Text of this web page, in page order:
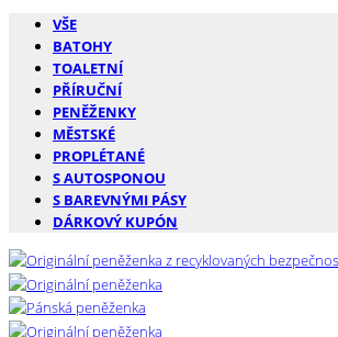
VŠE
BATOHY
TOALETNÍ
PŘÍRUČNÍ
PENĚŽENKY
MĚSTSKÉ
PROPLÉTANÉ
S AUTOSPONOU
S BAREVNÝMI PÁSY
DÁRKOVÝ KUPÓN